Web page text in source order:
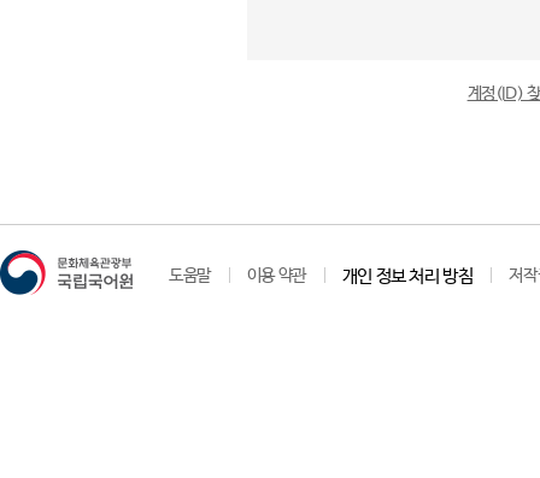
계정(ID)
도움말 이용 약관 개인 정보 처리 방침 저